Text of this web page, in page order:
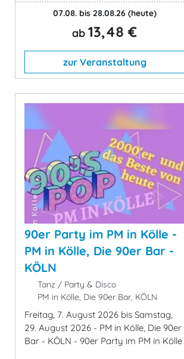
07.08. bis 28.08.26 (heute)
ab 13,48 €
zur Veranstaltung
90er Party im PM in Kölle -
PM in Kölle, Die 90er Bar -
KÖLN
Tanz / Party & Disco
PM in Kölle, Die 90er Bar, KÖLN
Freitag, 7. August 2026 bis Samstag,
29. August 2026 - PM in Kölle, Die 90er
Bar - KÖLN - 90er Party im PM in Kölle